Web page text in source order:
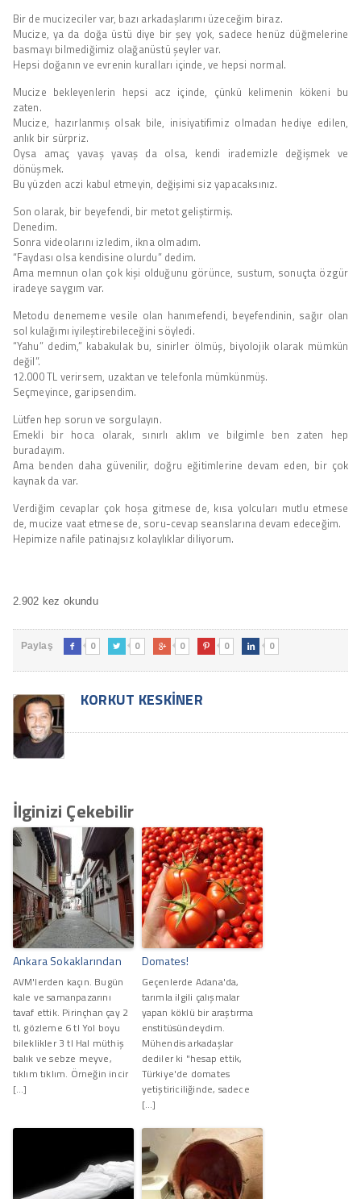
Bir de mucizeciler var, bazı arkadaşlarımı üzeceğim biraz.
Mucize, ya da doğa üstü diye bir şey yok, sadece henüz düğmelerine
basmayı bilmediğimiz olağanüstü şeyler var.
Hepsi doğanın ve evrenin kuralları içinde, ve hepsi normal.
Mucize bekleyenlerin hepsi acz içinde, çünkü kelimenin kökeni bu
zaten.
Mucize, hazırlanmış olsak bile, inisiyatifimiz olmadan hediye edilen,
anlık bir sürpriz.
Oysa amaç yavaş yavaş da olsa, kendi irademizle değişmek ve
dönüşmek.
Bu yüzden aczi kabul etmeyin, değişimi siz yapacaksınız.
Son olarak, bir beyefendi, bir metot geliştirmiş.
Denedim.
Sonra videolarını izledim, ikna olmadım.
“Faydası olsa kendisine olurdu” dedim.
Ama memnun olan çok kişi olduğunu görünce, sustum, sonuçta özgür
iradeye saygım var.
Metodu denememe vesile olan hanımefendi, beyefendinin, sağır olan
sol kulağımı iyileştirebileceğini söyledi.
“Yahu” dedim,” kabakulak bu, sinirler ölmüş, biyolojik olarak mümkün
değil”.
12.000 TL verirsem, uzaktan ve telefonla mümkünmüş.
Seçmeyince, garipsendim.
Lütfen hep sorun ve sorgulayın.
Emekli bir hoca olarak, sınırlı aklım ve bilgimle ben zaten hep
buradayım.
Ama benden daha güvenilir, doğru eğitimlerine devam eden, bir çok
kaynak da var.
Verdiğim cevaplar çok hoşa gitmese de, kısa yolcuları mutlu etmese
de, mucize vaat etmese de, soru-cevap seanslarına devam edeceğim.
Hepimize nafile patinajsız kolaylıklar diliyorum.
2.902 kez okundu
Paylaş  0  0  0  0  0
KORKUT KESKINER
İlginizi Çekebilir
Ankara Sokaklarından
AVM'lerden kaçın. Bugün
kale ve samanpazarını
tavaf ettik. Pirinçhan çay 2
tl, gözleme 6 tl Yol boyu
bileklikler 3 tl Hal müthiş
balık ve sebze meyve,
tıklım tıklım. Örneğin incir
[…]
Domates!
Geçenlerde Adana'da,
tarımla ilgili çalışmalar
yapan köklü bir araştırma
enstitüsündeydim.
Mühendis arkadaşlar
dediler ki "hesap ettik,
Türkiye'de domates
yetiştiriciliğinde, sadece
[…]